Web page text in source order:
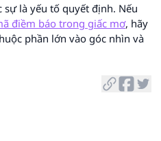
là yếu tố quyết định. Nếu
điềm báo trong giấc mơ, hãy
phần lớn vào góc nhìn và